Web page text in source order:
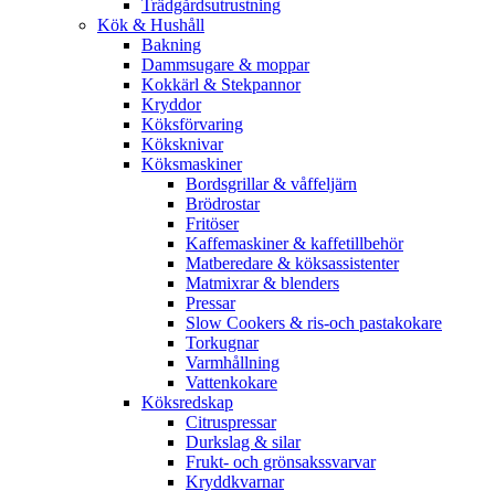
Trädgårdsutrustning
Kök & Hushåll
Bakning
Dammsugare & moppar
Kokkärl & Stekpannor
Kryddor
Köksförvaring
Köksknivar
Köksmaskiner
Bordsgrillar & våffeljärn
Brödrostar
Fritöser
Kaffemaskiner & kaffetillbehör
Matberedare & köksassistenter
Matmixrar & blenders
Pressar
Slow Cookers & ris-och pastakokare
Torkugnar
Varmhållning
Vattenkokare
Köksredskap
Citruspressar
Durkslag & silar
Frukt- och grönsakssvarvar
Kryddkvarnar